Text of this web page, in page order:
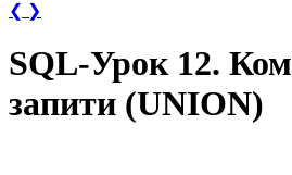
❮ ❯
SQL-Урок 12.
запити (UNION)